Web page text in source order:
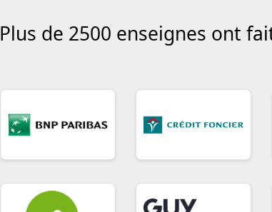
Plus de 2500 enseignes ont